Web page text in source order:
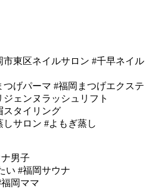
東区ネイルサロン #千早ネイル
げパーマ #福岡まつげエクステ
ェンヌラッシュリフト
スタイリング
サロン #よもぎ蒸し
男子
い #福岡サウナ
岡ママ